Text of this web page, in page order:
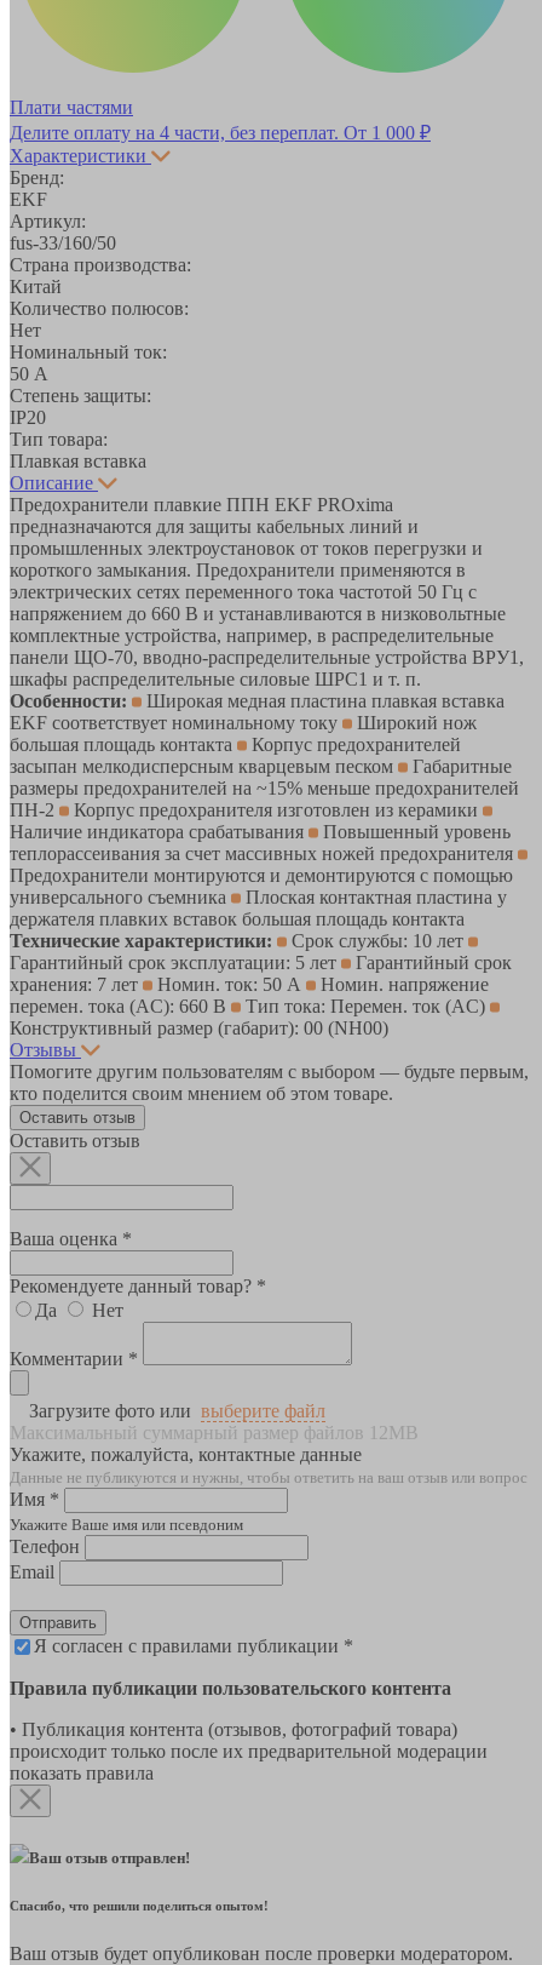
Плати частями
Делите оплату на 4 части, без переплат. От 1 000 ₽
Характеристики
Бренд:
EKF
Артикул:
fus-33/160/50
Страна производства:
Китай
Количество полюсов:
Нет
Номинальный ток:
50 А
Степень защиты:
IP20
Тип товара:
Плавкая вставка
Описание
Предохранители плавкие ППН EKF PROxima
предназначаются для защиты кабельных линий и
промышленных электроустановок от токов перегрузки и
короткого замыкания. Предохранители применяются в
электрических сетях переменного тока частотой 50 Гц с
напряжением до 660 В и устанавливаются в низковольтные
комплектные устройства, например, в распределительные
панели ЩО-70, вводно-распределительные устройства ВРУ1,
шкафы распределительные силовые ШРС1 и т. п.
Особенности:
Широкая медная пластина плавкая вставка
EKF соответствует номинальному току
Широкий нож
большая площадь контакта
Корпус предохранителей
засыпан мелкодисперсным кварцевым песком
Габаритные
размеры предохранителей на ~15% меньше предохранителей
ПН-2
Корпус предохранителя изготовлен из керамики
Наличие индикатора срабатывания
Повышенный уровень
теплорассеивания за счет массивных ножей предохранителя
Предохранители монтируются и демонтируются с помощью
универсального съемника
Плоская контактная пластина у
держателя плавких вставок большая площадь контакта
Технические характеристики:
Срок службы: 10 лет
Гарантийный срок эксплуатации: 5 лет
Гарантийный срок
хранения: 7 лет
Номин. ток: 50 А
Номин. напряжение
перемен. тока (AC): 660 В
Тип тока: Перемен. ток (AC)
Конструктивный размер (габарит): 00 (NH00)
Отзывы
Помогите другим пользователям с выбором — будьте первым,
кто поделится своим мнением об этом товаре.
Оставить отзыв
Оставить отзыв
Ваша оценка *
Рекомендуете данный товар? *
Да
Нет
Комментарии *
Загрузите фото или выберите файл
Максимальный суммарный размер файлов 12MB
Укажите, пожалуйста, контактные данные
Данные не публикуются и нужны, чтобы ответить на ваш отзыв или вопрос
Имя *
Укажите Ваше имя или псевдоним
Телефон
Email
Отправить
Я согласен с правилами публикации *
Правила публикации пользовательского контента
• Публикация контента (отзывов, фотографий товара)
происходит только после их предварительной модерации
показать правила
Ваш отзыв отправлен!
Спасибо, что решили поделиться опытом!
Ваш отзыв будет опубликован после проверки модератором.